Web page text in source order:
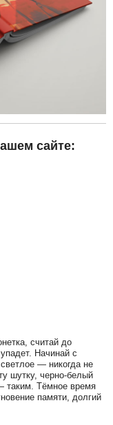
сайте:
считай до
Начинай с
— никогда не
шутку, черно-белый
таким. Тёмное время
памяти, долгий